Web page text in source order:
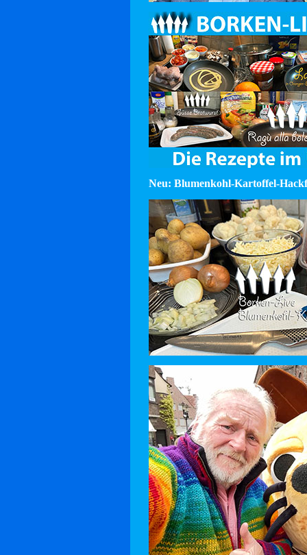
Neu: Blumenkohl-Kartoffel-